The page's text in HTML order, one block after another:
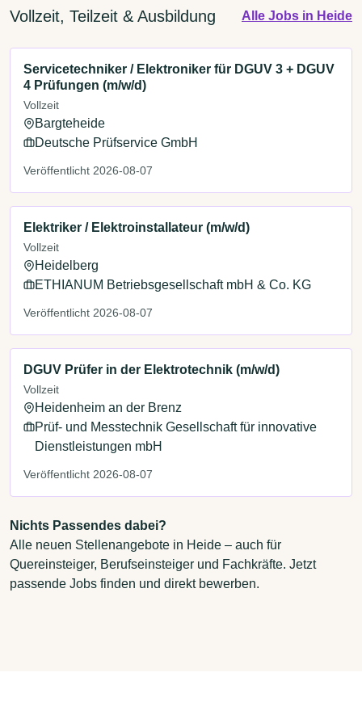
Vollzeit, Teilzeit & Ausbildung Alle Jobs in Heide
Servicetechniker / Elektroniker für DGUV 3 + DGUV
4 Prüfungen (m/w/d)
Vollzeit
Bargteheide
Deutsche Prüfservice GmbH
Veröffentlicht 2026-08-07
Elektriker / Elektroinstallateur (m/w/d)
Vollzeit
Heidelberg
ETHIANUM Betriebsgesellschaft mbH & Co. KG
Veröffentlicht 2026-08-07
DGUV Prüfer in der Elektrotechnik (m/w/d)
Vollzeit
Heidenheim an der Brenz
Prüf- und Messtechnik Gesellschaft für innovative
Dienstleistungen mbH
Veröffentlicht 2026-08-07
Nichts Passendes dabei?
Alle neuen Stellenangebote in Heide – auch für
Quereinsteiger, Berufseinsteiger und Fachkräfte. Jetzt
passende Jobs finden und direkt bewerben.